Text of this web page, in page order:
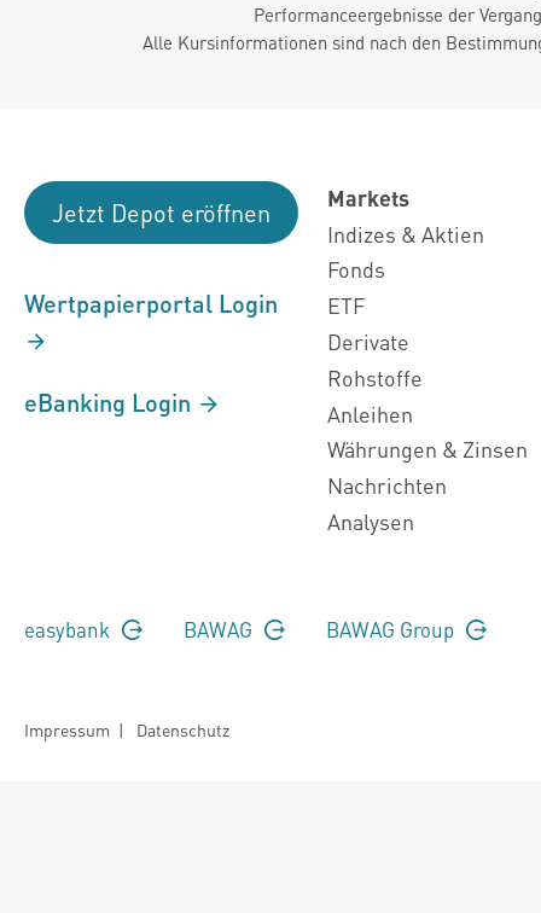
Performanceergebnisse der
Alle Kursinformationen sind nach den
Jetzt Depot eröffnen
Wertpapierportal Login
eBanking Login
Markets
Indizes & Aktien
Fonds
ETF
Derivate
Rohstoffe
Anleihen
Währungen & Zinsen
Nachrichten
Analysen
easybank BAWAG BAWAG Group
Impressum | Datenschutz